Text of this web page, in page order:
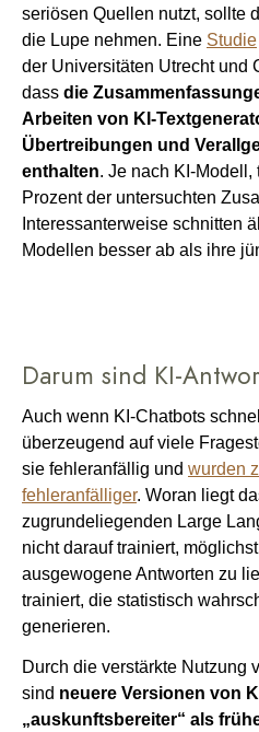
seriösen Quellen nutzt, sollte
die Lupe nehmen. Eine Studie
der Universitäten Utrecht und
dass die
Arbeiten von KI-
Übertreibungen und
enthalten. Je nach KI-Modell,
Prozent der untersuchten
Interessanterweise schnitten
Modellen besser ab als ihre
Darum sind KI-
Auch wenn KI-Chatbots
überzeugend auf viele
sie fehleranfällig und wurden
fehleranfälliger. Woran liegt
zugrundeliegenden Large
nicht darauf trainiert,
ausgewogene Antworten zu
trainiert, die statistisch
generieren.
Durch die verstärkte Nutzung
sind neuere Versionen von
„auskunftsbereiter“ als